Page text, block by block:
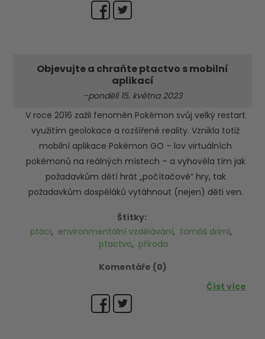
Objevujte a chraňte ptactvo s mobilní
aplikací
-pondělí 15. května 2023
V roce 2016 zažil fenomén Pokémon svůj velký restart
využitím geolokace a rozšířené reality. Vznikla totiž
mobilní aplikace Pokémon GO – lov virtuálních
pokémonů na reálných místech – a vyhověla tím jak
požadavkům dětí hrát „počítačové“ hry, tak
požadavkům dospěláků vytáhnout (nejen) děti ven.
Štítky:
ptáci, environmentální vzdělávání, tomáš driml,
ptactvo, příroda
Komentáře (0)
Číst více